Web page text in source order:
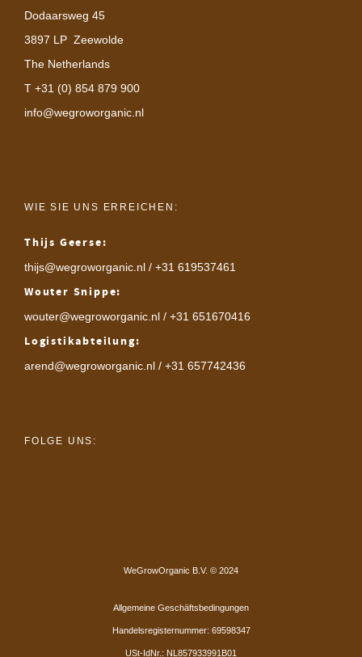
Dodaarsweg 45
3897 LP Zeewolde
The Netherlands
T +31 (0) 854 879 900
info@wegroworganic.nl
WIE SIE UNS ERREICHEN:
Thijs Geerse:
thijs@wegroworganic.nl / +31 619537461
Wouter Snippe:
wouter@wegroworganic.nl / +31 651670416
Logistikabteilung:
arend@wegroworganic.nl / +31 657742436
FOLGE UNS:
WeGrowOrganic B.V. © 2024
Allgemeine Geschäftsbedingungen
Handelsregisternummer: 69598347
USt-IdNr.: NL857933991B01